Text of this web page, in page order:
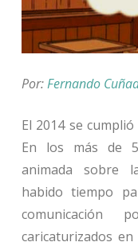
Por:Fernando
El 2014 se
En los más de
animada sobre
habido tiempo
comunicación
caricaturizados